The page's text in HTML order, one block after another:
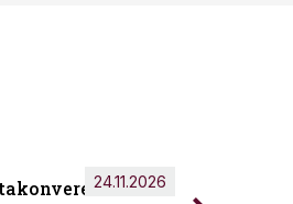
2026
24.11.2026